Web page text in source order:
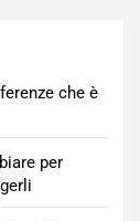
che è
per